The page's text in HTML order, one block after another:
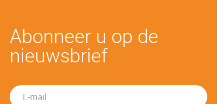
Abonneer u op de
nieuwsbrief